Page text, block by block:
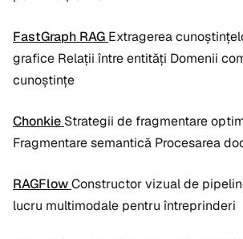
FastGraph RAG Extragerea
grafice Relații între entități Domenii
cunoștințe
Chonkie Strategii de fragmentare
Fragmentare semantică Procesarea
RAGFlowConstructor vizual de
lucru multimodale pentru întreprinderi